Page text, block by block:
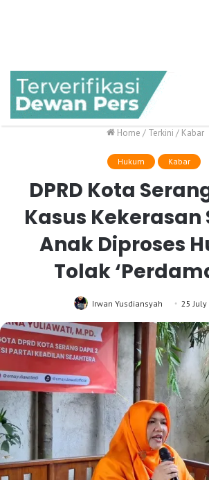
Home / Terkini / Kabar
Hukum Kabar
DPRD Kota
Kasus Kekerasan
Anak Diproses
Tolak
Irwan Yusdiansyah 25 July